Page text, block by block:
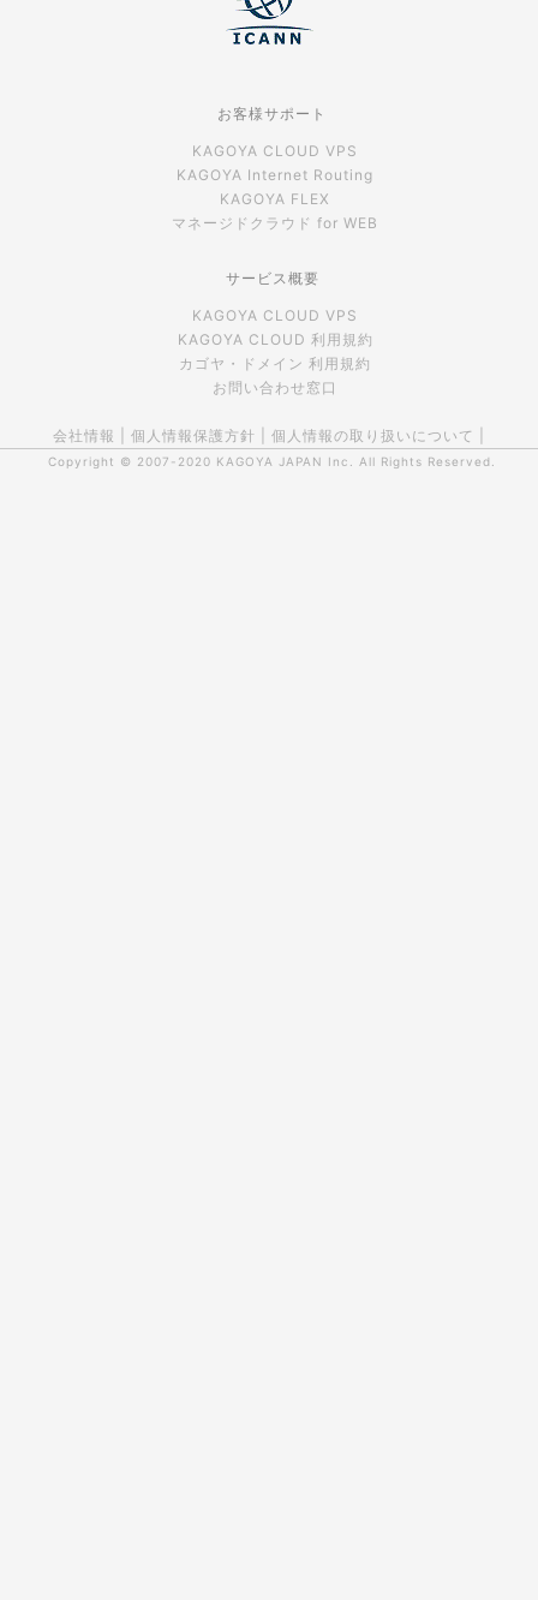
お客様サポート
KAGOYA CLOUD VPS
KAGOYA Internet Routing
KAGOYA FLEX
マネージドクラウド for WEB
サービス概要
KAGOYA CLOUD VPS
KAGOYA CLOUD 利用規約
カゴヤ・ドメイン 利用規約
お問い合わせ窓口
会社情報 個人情報保護方針 個人情報の取り扱いについて
Copyright © 2007-2020 KAGOYA JAPAN Inc. All Rights Reserved.